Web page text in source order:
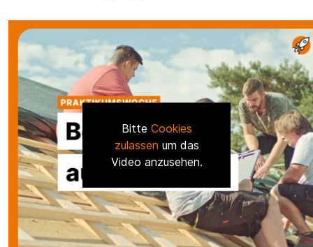
Bitte Cookies
zulassen um das
Video anzusehen.